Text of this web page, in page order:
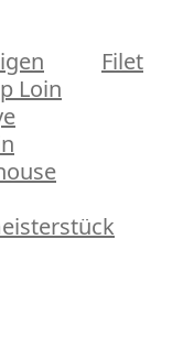
Filet
Loin